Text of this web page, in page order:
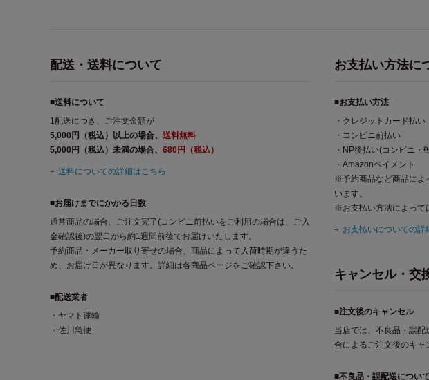
配送・送料について
■送料について
1配送につき、ご注文金額が
5,000円（税込）以上の場合、 送料無料
5,000円（税込）未満の場合、 680円（税込）
送料についての詳細はこちら
■お届けまでにかかる日数
通常商品の場合、ご注文完了(コンビニ前払いをご利用の場合は、ご入
金確認後)の翌日から約1週間前後でお届けいたします。
予約商品・メーカー取り寄せの場合、商品によって入荷時期が違うた
め、お届け日が異なります。詳細は各商品ページをご確認下さい。
■配送業者
・ヤマト運輸
・佐川急便
お支払い方法に
■お支払い方法
・クレジットカード払い
・コンビニ前払い
・NP後払い(コンビニ・
・Amazonペイメント
※予約商品など商品によ
います。
※お支払い方法によって
お支払いについての詳
キャンセル・交
■注文後のキャンセル
当店では、不良品・誤
合によるご注文後のキャ
■不良品・誤配送について